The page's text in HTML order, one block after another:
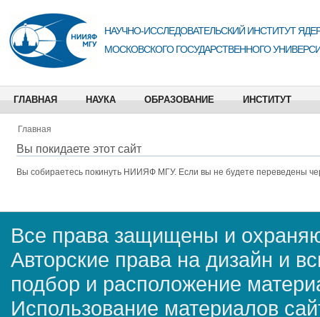
НАУЧНО-ИССЛЕДОВАТЕЛЬСКИЙ ИНСТИТУТ
МОСКОВСКОГО ГОСУДАРСТВЕННОГО
ГЛАВНАЯ НАУКА ОБРАЗОВАНИЕ ИНСТИТУТ
Главная
Вы покидаете этот сайт
Вы собираетесь покинуть НИИЯФ МГУ. Если вы не будете переведены
Все права защищены и
Авторские права на дизайн и
подбор и расположение
Использование материалов